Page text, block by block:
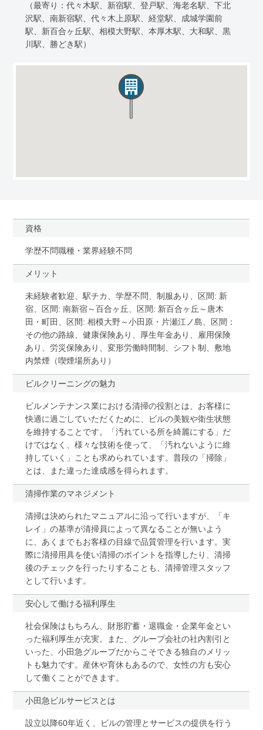
（最寄り：代々木駅、新宿駅、登戸駅、海老名駅、下北
沢駅、南新宿駅、代々木上原駅、経堂駅、成城学園前
駅、新百合ヶ丘駅、相模大野駅、本厚木駅、大和駅、黒
川駅、勝どき駅）
資格
学歴不問職種・業界経験不問
メリット
未経験者歓迎、駅チカ、学歴不問、制服あり、区間: 新
宿、区間: 南新宿～百合ヶ丘、区間: 新百合ヶ丘～唐木
田・町田、区間: 相模大野～小田原・片瀬江ノ島、区間：
その他の路線、健康保険あり、厚生年金あり、雇用保険
あり、労災保険あり、変形労働時間制、シフト制、敷地
内禁煙（喫煙場所あり）
ビルクリーニングの魅力
ビルメンテナンス業における清掃の役割とは、お客様に
快適に過ごしていただくために、ビルの美観や衛生状態
を維持することです。「汚れている所を綺麗にする」だ
けではなく、様々な技術を使って、「汚れないように維
持していく」ことも求められています。普段の「掃除」
とは、また違った達成感を得られます。
清掃作業のマネジメント
清掃は決められたマニュアルに沿って行いますが、「キ
レイ」の基準が清掃員によって異なることが無いよう
に、あくまでもお客様の目線で品質管理を行います。実
際に清掃用具を使い清掃のポイントを指導したり、清掃
後のチェックを行ったりすることも、清掃管理スタッフ
として行います。
安心して働ける福利厚生
社会保険はもちろん、財形貯蓄・退職金・企業年金とい
った福利厚生が充実。また、グループ会社の社内割引と
いった、小田急グループだからこそできる独自のメリッ
トも魅力です。産休や育休もあるので、女性の方も安心
して働くことができます。
小田急ビルサービスとは
設立以降60年近く、ビルの管理とサービスの提供を行う